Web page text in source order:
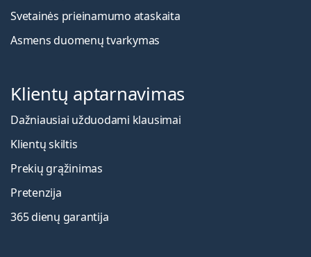
Svetainės prieinamumo ataskaita
Asmens duomenų tvarkymas
Klientų aptarnavimas
Dažniausiai užduodami klausimai
Klientų skiltis
Prekių grąžinimas
Pretenzija
365 dienų garantija